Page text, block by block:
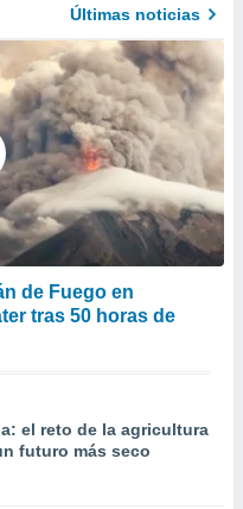
Últimas noticias
de Fuego en
tras 50 horas de
el reto de la agricultura
futuro más seco